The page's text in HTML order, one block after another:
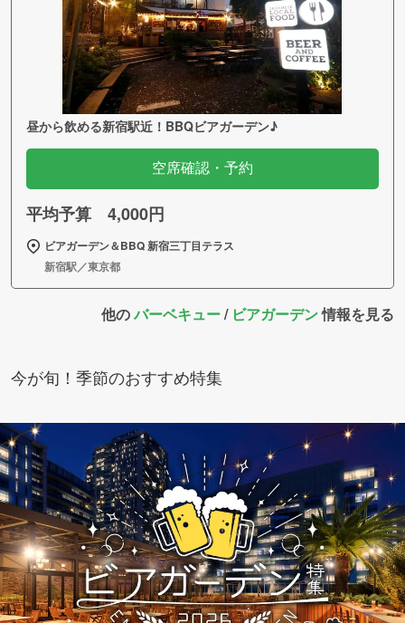
昼から飲める新宿駅近！BBQビアガーデン♪
空席確認・予約
平均予算 4,000円
ビアガーデン＆BBQ 新宿三丁目テラス
新宿駅／東京都
他のバーベキュー/ ビアガーデン情報を見る
今が旬！季節のおすすめ特集